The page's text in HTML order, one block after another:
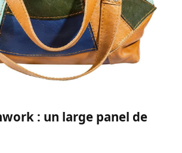
: un large panel de